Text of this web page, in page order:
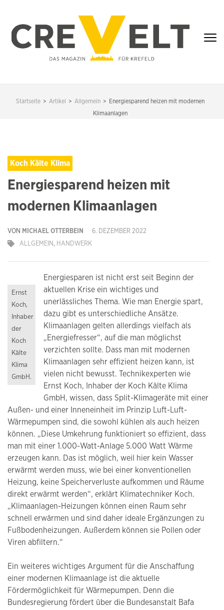
springen
(Enter
KREFELD
Startseite > Artikel > Allgemein >
Energiesparend heizen mit modernen
Klimaanlagen
Koch Kälte Klima
Energiesparend heizen mit
modernen Klimaanlagen
VON MICHAEL OTTERBEIN
6. DEZEMBER 2022
ALLGEMEIN, HANDWERK
Ernst
Koch,
Inhaber
der
Koch
Kälte
Klima
GmbH.
Energiesparen ist nicht erst seit Beginn der
aktuellen Krise ein wichtiges und
unerlässliches Thema. Wie man Energie spart,
dazu gibt es unterschiedliche Ansätze.
Klimaanlagen gelten allerdings vielfach als
„Energiefresser“, auf die man möglichst
verzichten sollte. Dass man mit modernen
Klimaanlagen sehr effizient heizen kann, ist
vielen nicht bewusst. Technikexperten wie
Ernst Koch, Inhaber der Koch Kälte Klima
GmbH, wissen, dass Split-Klimageräte mit einer
Außen- und einer Inneneinheit im Prinzip Luft-Luft-
Wärmepumpen sind, die sowohl kühlen als auch heizen
können. „Diese Umkehrung funktioniert so effizient, dass
man mit einer 1.000-Watt-Anlage 5.000 Watt Wärme
erzeugen kann. Das ist möglich, weil hier kein Wasser
erwärmt werden muss, wie bei einer konventionellen
Heizung, keine Speicherverluste aufkommen und Räume
direkt erwärmt werden“, erklärt Klimatechniker Koch.
„Klimaanlagen-Heizungen können einen Raum sehr
schnell erwärmen und sind daher ideale Ergänzungen zu
Fußbodenheizungen. Außerdem können sie Pollen oder
Viren abfiltern.“
Ein weiteres wichtiges Argument für die Anschaffung
einer modernen Klimaanlage ist die aktuelle
Fördermöglichkeit für Wärmepumpen. Denn die
Bundesregierung fördert über die Bundesanstalt Bafa